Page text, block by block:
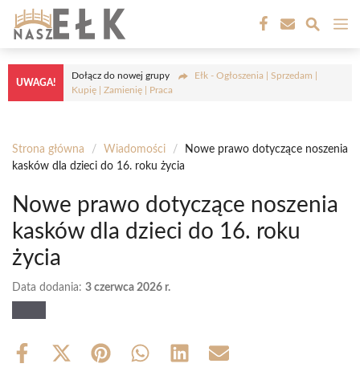
Przejdź
treści
UWAGA!
Dołącz do nowej grupy
Ełk - Ogłoszenia | Sprzedam |
Kupię | Zamienię | Praca
Strona główna / Wiadomości /
Nowe prawo dotyczące noszenia
kasków dla dzieci do 16. roku życia
Nowe prawo dotyczące noszenia
kasków dla dzieci do 16. roku
życia
Data dodania: 3 czerwca 2026 r.
Share
Share Share Share Share Share